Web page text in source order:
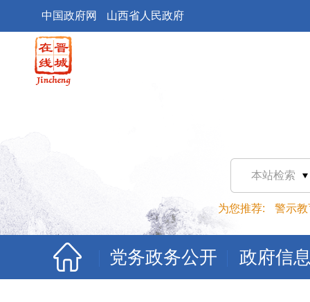
中国政府网 山西省人民政府
本站检索
为您推荐: 警示教
党务政务公开 政府信